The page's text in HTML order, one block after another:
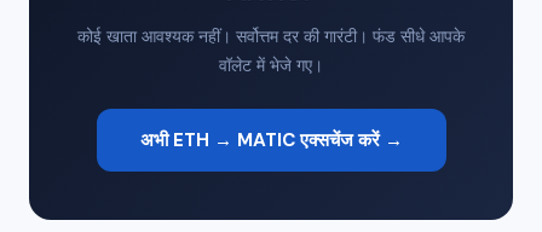
कोई खाता आवश्यक नहीं। सर्वोत्तम दर की गारंटी। फंड सीधे आपके
वॉलेट में भेजे गए।
अभी ETH → MATIC एक्सचेंज करें →